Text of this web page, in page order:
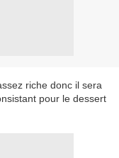
riche donc il sera
pour le dessert